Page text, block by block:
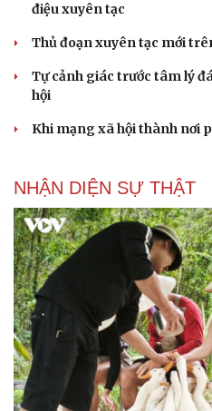
điệu xuyên tạc
Thủ đoạn xuyên tạc mới
Tự cảnh giác trước tâm lý
hội
Khi mạng xã hội thành nơi
NHẬN DIỆN SỰ THẬT